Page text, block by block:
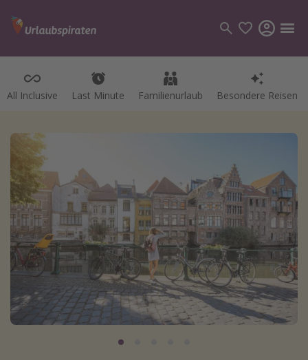
All Inclusive Last Minute Familienurlaub Besondere Reisen
Kategorien
Hotel
Pauschalreisen
Kreuzfahrten
Reiseziele
Alle Reiseziele
Bodensee Urlaub
Gozo Urlaub
Normandie Urlaub